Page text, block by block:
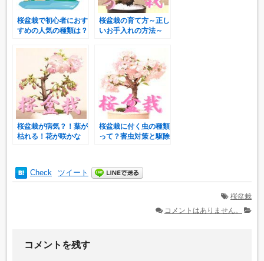
桜盆栽で初心者におす
すめの人気の種類は？
桜盆栽の育て方～正し
いお手入れの方法～
桜盆栽が病気？！葉が
枯れる！花が咲かな
桜盆栽に付く虫の種類
って？害虫対策と駆除
Check ツイート
桜盆栽
コメントはありません。
コメントを残す